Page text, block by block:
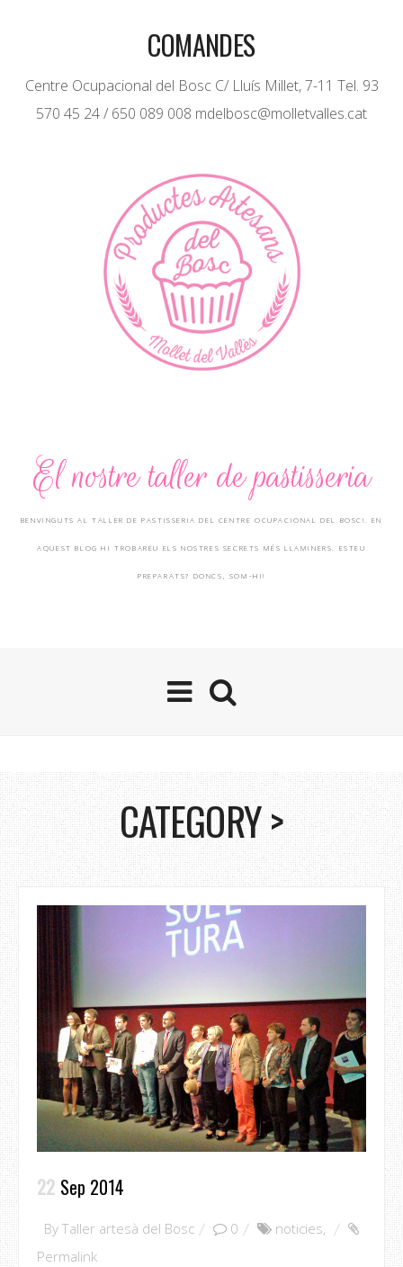
COMANDES
Centre Ocupacional del Bosc C/ Lluís Millet, 7-11 Tel. 93
570 45 24 / 650 089 008 mdelbosc@molletvalles.cat
El nostre taller de pastisseria
BENVINGUTS AL TALLER DE PASTISSERIA DEL CENTRE OCUPACIONAL DEL BOSC!. EN
AQUEST BLOG HI TROBAREU ELS NOSTRES SECRETS MÉS LLAMINERS. ESTEU
PREPARATS? DONCS, SOM-HI!
CATEGORY >
22 Sep 2014
By Taller artesà del Bosc 0 noticies,
Permalink